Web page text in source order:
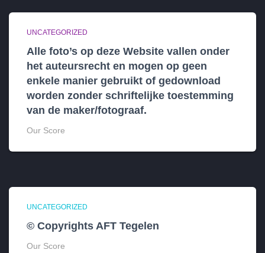
UNCATEGORIZED
Alle foto’s op deze Website vallen onder
het auteursrecht en mogen op geen
enkele manier gebruikt of gedownload
worden zonder schriftelijke toestemming
van de maker/fotograaf.
Our Score
UNCATEGORIZED
© Copyrights AFT Tegelen
Our Score